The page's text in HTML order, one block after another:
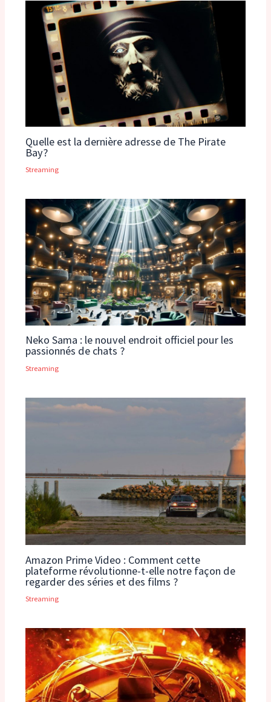
Quelle est la dernière adresse de The Pirate
Bay?
Streaming
Neko Sama : le nouvel endroit officiel pour les
passionnés de chats ?
Streaming
Amazon Prime Video : Comment cette
plateforme révolutionne-t-elle notre façon de
regarder des séries et des films ?
Streaming